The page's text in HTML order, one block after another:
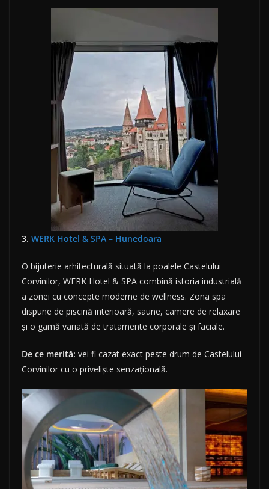
3. WERK Hotel & SPA – Hunedoara
O bijuterie arhitecturală situată la poalele Castelului
Corvinilor, WERK Hotel & SPA combină istoria industrială
a zonei cu concepte moderne de wellness. Zona spa
dispune de piscină interioară, saune, camere de relaxare
și o gamă variată de tratamente corporale și faciale.
De ce merită: vei fi cazat exact peste drum de Castelului
Corvinilor cu o priveliște senzațională.